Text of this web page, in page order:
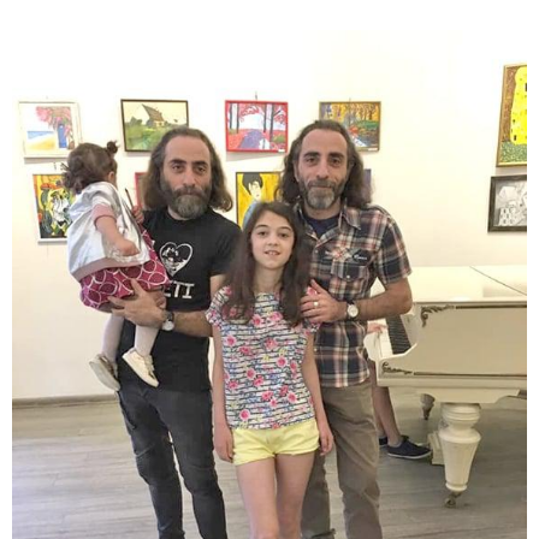
დეფიციტია, კილომეტრიანი რიგები და
შეზღუდვა საწვავის ჩასხმაზე - რა
ინფორმაციას აქვეყნებს "დემოკრატიის
კვლევის ინსტიტუტი“
14:23 / 05-08-2026
ევროპელმა და რუსმა ყოფილმა
მაღალჩინოსნებმა უკრაინაში
ომთან დაკავშირებით
მოლაპარაკებები გამართეს - რა
არის ცნობილი შეხვედრაზე
09:55 / 05-08-2026
მორიგი თავდასხმა Wildberries-
ის საწყობზე - დრონებით
თავდასხმის შემდეგ, ტულას
ოლქში მდებარე საწყობში
ხანძარია